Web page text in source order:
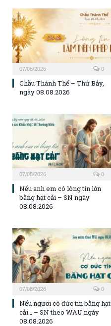
07/08/2026 0
Chầu Thánh Thể – Thứ Bảy,
ngày 08.08.2026
07/08/2026 0
Nếu anh em có lòng tin lớn
bằng hạt cải – SN ngày
08.08.2026
07/08/2026 0
Nếu ngươi có đức tin bằng hạt
cải… – SN theo WAU ngày
08.08.2026